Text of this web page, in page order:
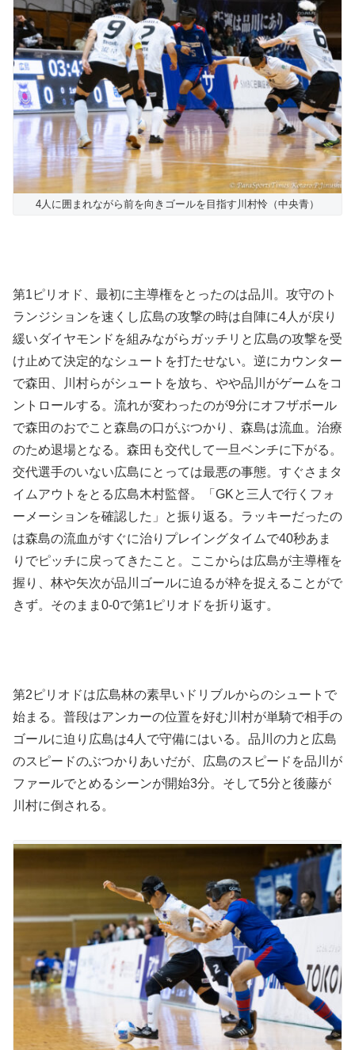
4人に囲まれながら前を向きゴールを目指す川村怜（中央青）
第1ピリオド、最初に主導権をとったのは品川。攻守のト
ランジションを速くし広島の攻撃の時は自陣に4人が戻り
緩いダイヤモンドを組みながらガッチリと広島の攻撃を受
け止めて決定的なシュートを打たせない。逆にカウンター
で森田、川村らがシュートを放ち、やや品川がゲームをコ
ントロールする。流れが変わったのが9分にオフザボール
で森田のおでこと森島の口がぶつかり、森島は流血。治療
のため退場となる。森田も交代して一旦ベンチに下がる。
交代選手のいない広島にとっては最悪の事態。すぐさまタ
イムアウトをとる広島木村監督。「GKと三人で行くフォ
ーメーションを確認した」と振り返る。ラッキーだったの
は森島の流血がすぐに治りプレイングタイムで40秒あま
りでピッチに戻ってきたこと。ここからは広島が主導権を
握り、林や矢次が品川ゴールに迫るが枠を捉えることがで
きず。そのまま0-0で第1ピリオドを折り返す。
第2ピリオドは広島林の素早いドリブルからのシュートで
始まる。普段はアンカーの位置を好む川村が単騎で相手の
ゴールに迫り広島は4人で守備にはいる。品川の力と広島
のスピードのぶつかりあいだが、広島のスピードを品川が
ファールでとめるシーンが開始3分。そして5分と後藤が
川村に倒される。